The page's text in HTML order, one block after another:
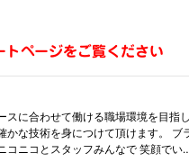
ページをご覧ください